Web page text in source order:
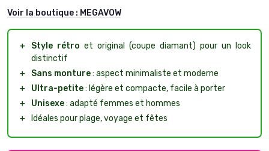
Voir la boutique : MEGAVOW
＋ Style rétro et original (coupe diamant) pour un look
distinctif
＋
Sans monture: aspect minimaliste et moderne
＋
Ultra-petite: légère et compacte, facile à porter
＋
Unisexe: adapté femmes et hommes
＋
Idéales pour plage, voyage et fêtes